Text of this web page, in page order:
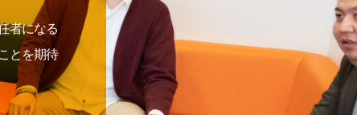
者になる
とを期待